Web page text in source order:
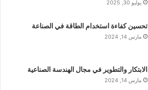
يوليو 30, 2025
تحسين كفاءة استخدام الطاقة في الصناعة
مارس 14, 2024
الابتكار والتطوير في مجال الهندسة الصناعية
مارس 14, 2024